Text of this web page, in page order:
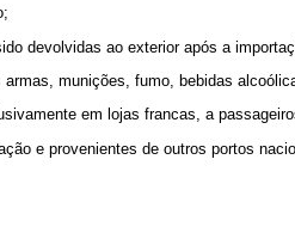
devolvidas ao exterior após a
munições, fumo, bebidas
em lojas francas, a
e provenientes de outros portos